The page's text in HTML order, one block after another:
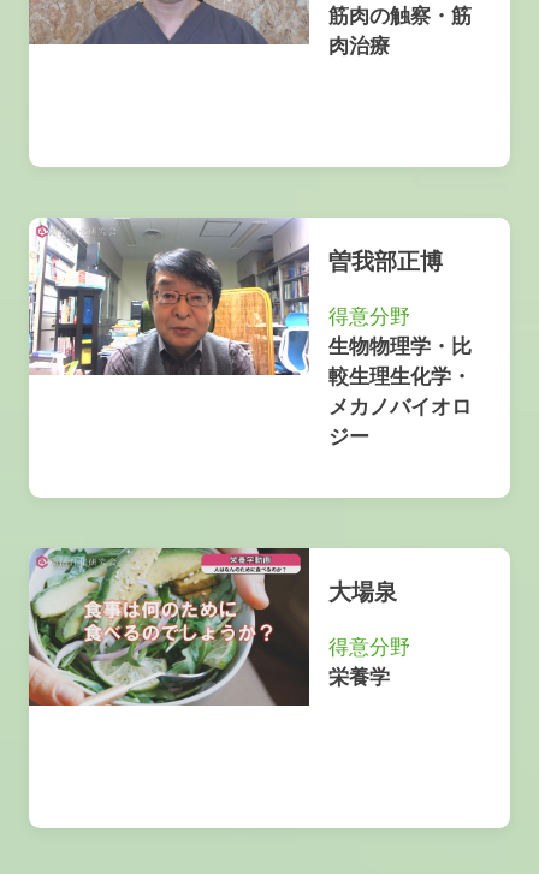
筋肉の触察・筋
肉治療
曽我部正博
得意分野
生物物理学・比
較生理生化学・
メカノバイオロ
ジー
大場泉
得意分野
栄養学